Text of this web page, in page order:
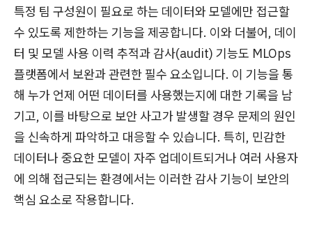
특정 팀 구성원이 필요로 하는 데이터와 모델에만 접근할
수 있도록 제한하는 기능을 제공합니다. 이와 더불어, 데이
터 및 모델 사용 이력 추적과 감사(audit) 기능도 MLOps
플랫폼에서 보완과 관련한 필수 요소입니다. 이 기능을 통
해 누가 언제 어떤 데이터를 사용했는지에 대한 기록을 남
기고, 이를 바탕으로 보안 사고가 발생할 경우 문제의 원인
을 신속하게 파악하고 대응할 수 있습니다. 특히, 민감한
데이터나 중요한 모델이 자주 업데이트되거나 여러 사용자
에 의해 접근되는 환경에서는 이러한 감사 기능이 보안의
핵심 요소로 작용합니다.